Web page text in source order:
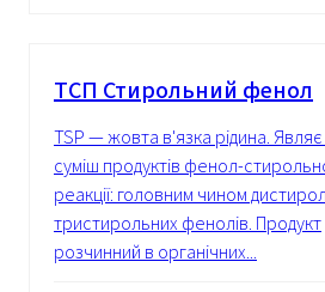
ТСП Стирольний фенол
TSP — жовта в'язка рідина.
суміш продуктів фенол-
реакції: головним чином
тристирольних фенолів. Продукт
розчинний в органічних...